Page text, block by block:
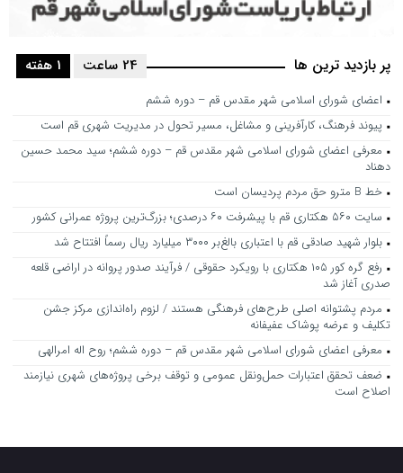
پر بازدید ترین ها 1 هفته 24 ساعت
اعضای شورای اسلامی شهر مقدس قم – دوره ششم
پیوند فرهنگ، کارآفرینی و مشاغل، مسیر تحول در مدیریت شهری قم است
معرفی اعضای شورای اسلامی شهر مقدس قم – دوره ششم؛ سید محمد حسین
دهناد
خط B مترو حق مردم پردیسان است
سایت ۵۶۰ هکتاری قم با پیشرفت ۶۰ درصدی؛ بزرگ‌ترین پروژه عمرانی کشور
بلوار شهید صادقی قم با اعتباری بالغ‌بر ۳۰۰۰ میلیارد ریال رسماً افتتاح شد
رفع گره کور ۱۰۵ هکتاری با رویکرد حقوقی / فرآیند صدور پروانه در اراضی قلعه
صدری آغاز شد
مردم پشتوانه اصلی طرح‌های فرهنگی هستند / لزوم راه‌اندازی مرکز جشن
تکلیف و عرضه پوشاک عفیفانه
معرفی اعضای شورای اسلامی شهر مقدس قم – دوره ششم؛ روح اله امرالهی
ضعف تحقق اعتبارات حمل‌ونقل عمومی و توقف برخی پروژه‌های شهری نیازمند
اصلاح است